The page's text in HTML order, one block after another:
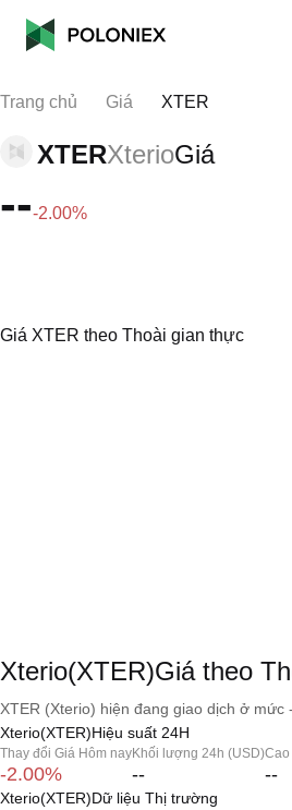
Trang chủ Giá XTER
XTERXterioGiá
---2.00%
Giá XTER theo Thoài gian thực
Xterio(XTER)Giá theo
XTER (Xterio) hiện đang giao dịch ở mức
Xterio(XTER)Hiệu suất 24H
Thay đổi Giá Hôm nay
-2.00%
Khối lượng 24h (USD)
--
Cao
--
Xterio(XTER)Dữ liệu Thị trường